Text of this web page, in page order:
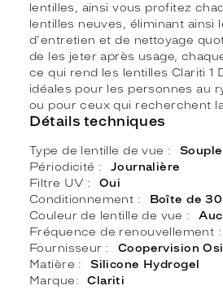
lentilles, ainsi vous profitez
lentilles neuves, éliminant ainsi
d'entretien et de nettoyage
de les jeter après usage,
ce qui rend les lentilles Clariti 1
idéales pour les personnes au
ou pour ceux qui recherchent
Détails techniques
Type de lentille de vue
Souple
Périodicité
Journalière
Filtre UV
Oui
Conditionnement
Boîte de 30
Couleur de lentille de vue
Fréquence de renouvellement
Fournisseur
Coopervision Osi
Matière
Silicone Hydrogel
Marque
Clariti